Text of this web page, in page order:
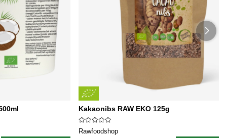
Kakaonibs RAW EKO 125g
Rawfoodshop